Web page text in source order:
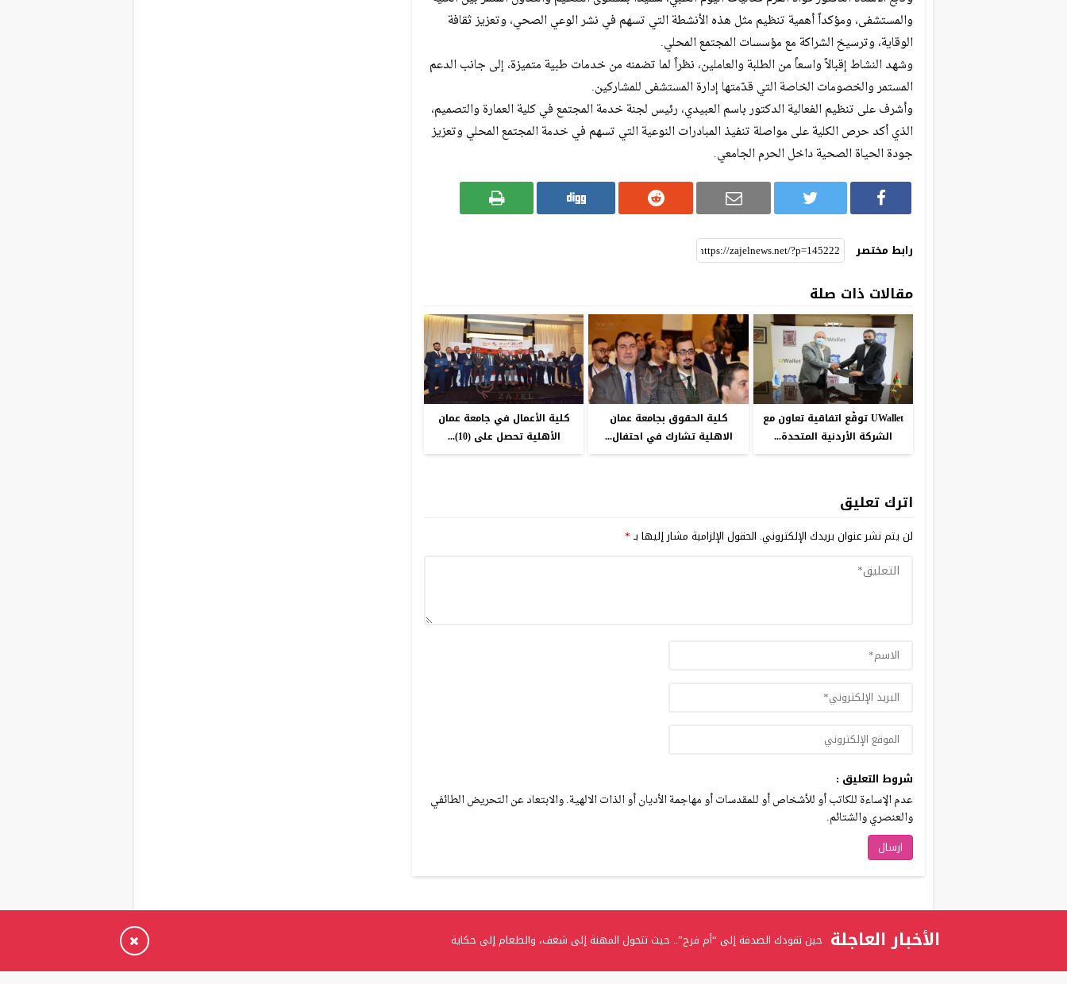
والمستشفى، ومؤكداً أهمية تنظيم مثل هذه الأنشطة التي تسهم في نشر الوعي الصحي، وتعزيز ثقافة
الوقاية، وترسيخ الشراكة مع مؤسسات المجتمع المحلي.
وشهد النشاط إقبالاً واسعاً من الطلبة والعاملين، نظراً لما تضمنه من خدمات طبية متميزة، إلى جانب الدعم
المستمر والخصومات الخاصة التي قدّمتها إدارة المستشفى للمشاركين.
وأشرف على تنظيم الفعالية الدكتور باسم العبيدي، رئيس لجنة خدمة المجتمع في كلية العمارة والتصميم،
الذي أكد حرص الكلية على مواصلة تنفيذ المبادرات النوعية التي تسهم في خدمة المجتمع المحلي وتعزيز
جودة الحياة الصحية داخل الحرم الجامعي.
رابط مختصر
مقالات ذات صلة
UWallet توقّع اتفاقية تعاون مع
الشركة الأردنية المتحدة...
كلية الحقوق بجامعة عمان
الاهلية تشارك في احتفال...
كلية الأعمال في جامعة عمان
الأهلية تحصل على (10)...
اترك تعليق
لن يتم نشر عنوان بريدك الإلكتروني. الحقول الإلزامية مشار إليها بـ*
شروط التعليق :
عدم الإساءة للكاتب أو للأشخاص أو للمقدسات أو مهاجمة الأديان أو الذات الالهية. والابتعاد عن التحريض الطائفي
والعنصري والشتائم.
الأخبار العاجلة حين تقودك الصدفة إلى “أم فرح”.. حيث تتحول المهنة إلى شغف، والطعام إلى حكاية
برعاية الدكتور عدنان بدران.. الغفران الثانوية تحتفل بتخريج الفوج الثامن من طلبة التوجيهي